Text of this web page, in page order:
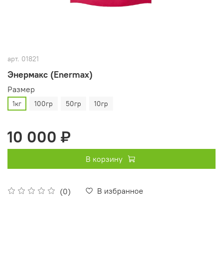
арт. 01821
Энермакс (Enermax)
(0) В избранное
Pазмер
1кг 100гр 50гр 10гр
10 000 ₽
В корзину